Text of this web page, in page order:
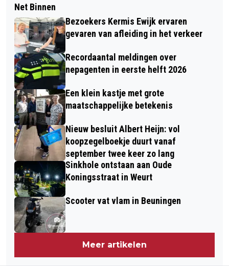
Net Binnen
Bezoekers Kermis Ewijk ervaren
gevaren van afleiding in het verkeer
Recordaantal meldingen over
nepagenten in eerste helft 2026
Een klein kastje met grote
maatschappelijke betekenis
Nieuw besluit Albert Heijn: vol
koopzegelboekje duurt vanaf
september twee keer zo lang
Sinkhole ontstaan aan Oude
Koningsstraat in Weurt
Scooter vat vlam in Beuningen
Meer artikelen